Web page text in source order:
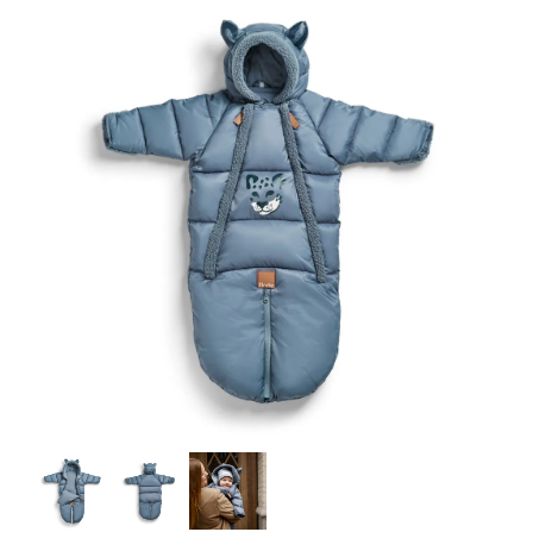
Barn og baby
Leker og spill
Mamma & Pappa
Møbler & seng
Tilbehør
Reservedeler
Kampanjer
Tips om gaver
Våre favoritter
Varemerker
Sol og bading Outlet